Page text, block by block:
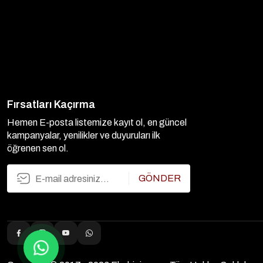
Fırsatları Kaçırma
Hemen E-posta listemize kayıt ol, en güncel
kampanyalar, yenilikler ve duyuruları ilk
öğrenen sen ol.
GÖNDER